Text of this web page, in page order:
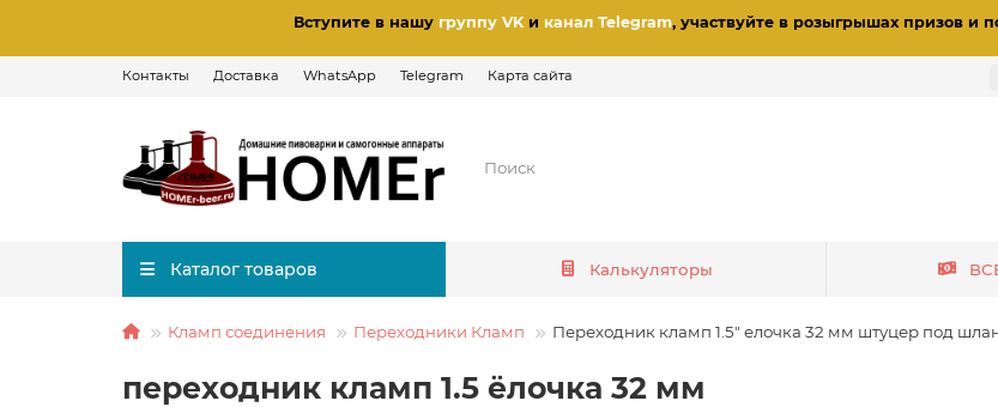
Вступите в нашу группу VKи канал Telegram, участвуйте в розыгрышах призов и
Контакты Доставка WhatsApp Telegram Карта сайта
Каталог товаров Калькуляторы
Кламп соединения Переходники Кламп Переходник кламп 1.5" елочка 32 мм штуцер под
переходник кламп 1.5 ёлочка 32 мм